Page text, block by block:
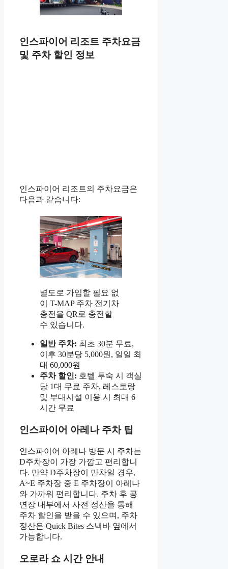
인스파이어 리조트 주차요금
및 주차 할인 정보
인스파이어 리조트의 주차요금은
다음과 같습니다:
별도로 가입할 필요 없
이 T-MAP 주차 전기차
충전을 QR로 충전할
수 있습니다.
일반 주차: 최초 30분 무료,
이후 30분당 5,000원, 일일 최
대 60,000원
주차 할인: 호텔 투숙 시 객실
당 1대 무료 주차, 레스토랑
및 부대시설 이용 시 최대 6
시간 무료
인스파이어 아레나 주차 팁
인스파이어 아레나 방문 시 주차는
D주차장이 가장 가깝고 편리합니
다. 만약 D주차장이 만차일 경우,
A~E 주차장 중 E 주차장이 아레나
와 가까워 편리합니다. 주차 후 공
연장 내부에서 사전 정산을 통해
주차 할인을 받을 수 있으며, 주차
정산은 Quick Bites 스낵바 옆에서
가능합니다.
오로라 쇼 시간 안내